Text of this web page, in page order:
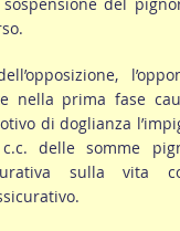
sospensione del
nella prima fase
di doglianza
c.c. delle somme
sulla vita